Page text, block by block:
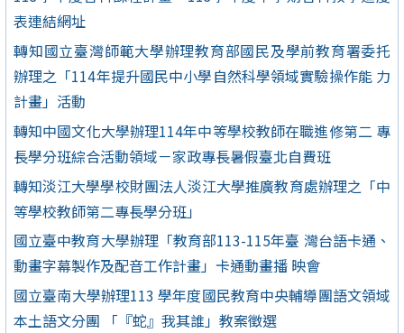
表連結網址
轉知國立臺灣師範大學辦理教育部國民及學前教育署委托
辦理之「114年提升國民中小學自然科學領域實驗操作能 力
計畫」活動
轉知中國文化大學辦理114年中等學校教師在職進修第二 專
長學分班綜合活動領域－家政專長暑假臺北自費班
轉知淡江大學學校財團法人淡江大學推廣教育處辦理之「中
等學校教師第二專長學分班」
國立臺中教育大學辦理「教育部113-115年臺 灣台語卡通、
動畫字幕製作及配音工作計畫」卡通動畫播 映會
國立臺南大學辦理113 學年度國民教育中央輔導團語文領域
本土語文分團 「『蛇』我其誰」教案徵選